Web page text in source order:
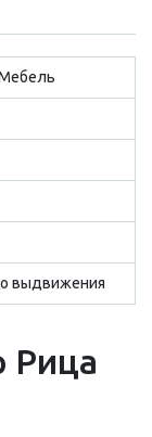
выдвижения
Рица